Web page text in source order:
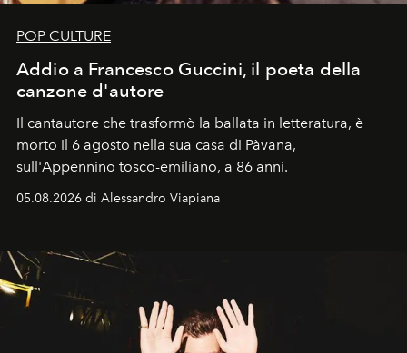
POP CULTURE
Addio a Francesco Guccini, il poeta della
canzone d'autore
Il cantautore che trasformò la ballata in letteratura, è
morto il 6 agosto nella sua casa di Pàvana,
sull'Appennino tosco-emiliano, a 86 anni.
05.08.2026 di Alessandro Viapiana